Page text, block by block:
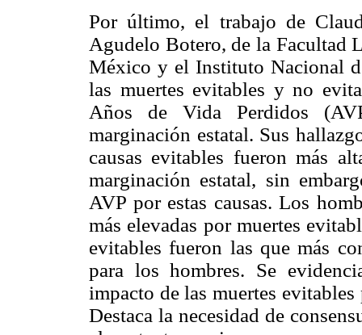
Por último, el trabajo de
Agudelo Botero, de la Facultad
México y el Instituto Nacional
las muertes evitables y no
Años de Vida Perdidos
marginación estatal. Sus
causas evitables fueron más
marginación estatal, sin
AVP por estas causas. Los
más elevadas por muertes
evitables fueron las que más
para los hombres. Se
impacto de las muertes
Destaca la necesidad de